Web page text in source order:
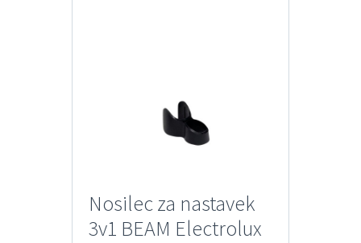
Nosilec za nastavek
3v1 BEAM Electrolux